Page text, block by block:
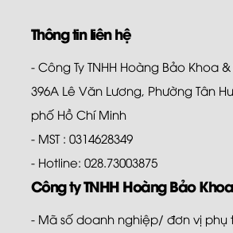
Thông tin liên hệ
- Công Ty TNHH Hoàng Bảo Khoa
396A Lê Văn Lương, Phường Tân
phố Hồ Chí Minh
- MST : 0314628349
- Hotline: 028.73003875
Công ty TNHH Hoàng Bảo
- Mã số doanh nghiệp/ đơn vị phụ